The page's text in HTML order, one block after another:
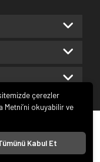
çerezler
Metni’ni okuyabilir ve
Kabul Et